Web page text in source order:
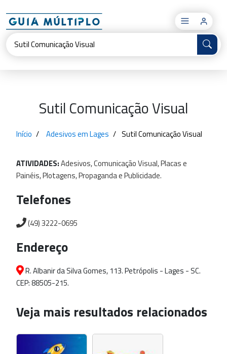
×
Sutil Comunicação Visual
Início Adesivos em Lages Sutil Comunicação Visual
ATIVIDADES:Adesivos,ComunicaçãoVisual,Placase
Painéis,Plotagens,PropagandaePublicidade.
Telefones
(49) 3222-0695
Endereço
R. Albanir da Silva Gomes, 113. Petrópolis - Lages - SC.
CEP: 88505-215.
Veja mais resultados relacionados